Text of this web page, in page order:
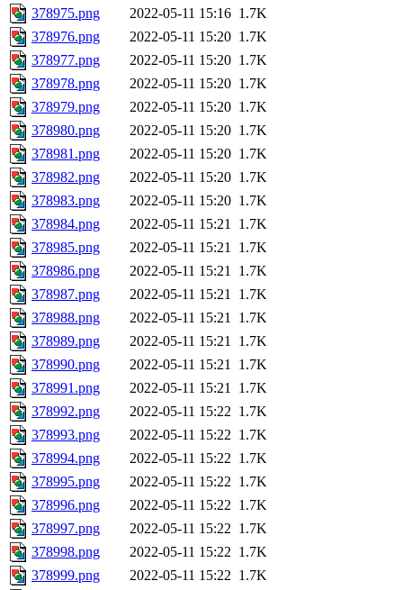
378975.png
2022-05-11 15:16 1.7K
378976.png
2022-05-11 15:20 1.7K
378977.png
2022-05-11 15:20 1.7K
378978.png
2022-05-11 15:20 1.7K
378979.png
2022-05-11 15:20 1.7K
378980.png
2022-05-11 15:20 1.7K
378981.png
2022-05-11 15:20 1.7K
378982.png
2022-05-11 15:20 1.7K
378983.png
2022-05-11 15:20 1.7K
378984.png
2022-05-11 15:21 1.7K
378985.png
2022-05-11 15:21 1.7K
378986.png
2022-05-11 15:21 1.7K
378987.png
2022-05-11 15:21 1.7K
378988.png
2022-05-11 15:21 1.7K
378989.png
2022-05-11 15:21 1.7K
378990.png
2022-05-11 15:21 1.7K
378991.png
2022-05-11 15:21 1.7K
378992.png
2022-05-11 15:22 1.7K
378993.png
2022-05-11 15:22 1.7K
378994.png
2022-05-11 15:22 1.7K
378995.png
2022-05-11 15:22 1.7K
378996.png
2022-05-11 15:22 1.7K
378997.png
2022-05-11 15:22 1.7K
378998.png
2022-05-11 15:22 1.7K
378999.png
2022-05-11 15:22 1.7K